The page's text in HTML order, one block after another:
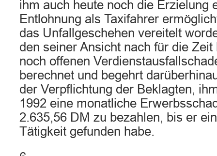
ihm auch heute noch die Erzielung
Entlohnung als Taxifahrer
das Unfallgeschehen vereitelt
den seiner Ansicht nach für die
noch offenen
berechnet und begehrt
der Verpflichtung der Beklagten,
1992 eine monatliche
2.635,56 DM zu bezahlen, bis er
Tätigkeit gefunden habe.